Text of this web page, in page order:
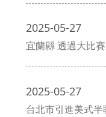
2025-05-27
宜蘭縣 透過大比
2025-05-27
台北市引進美式